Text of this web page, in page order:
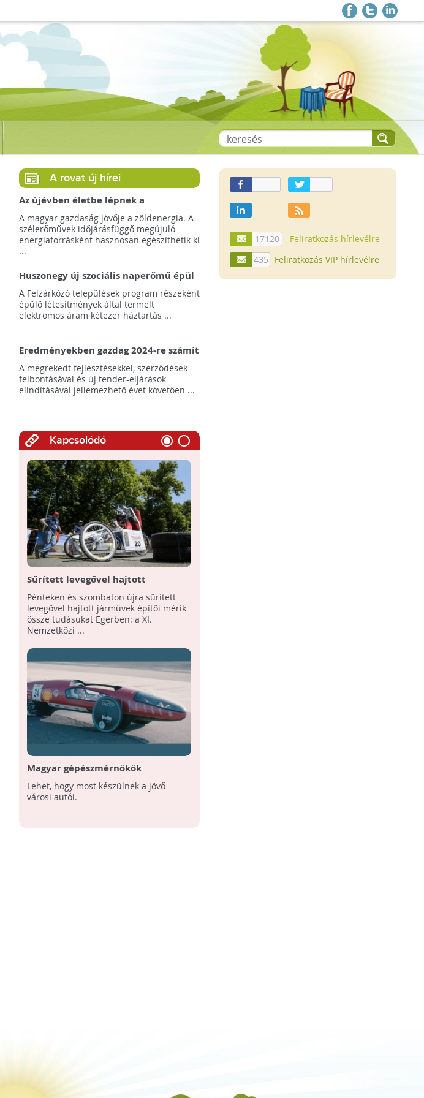
pneumatikus
A rovat új hírei
Az újévben életbe lépnek a
szélerőművek telepítését
megkönnyítő rendelkezések
A magyar gazdaság jövője a zöldenergia. A
szélerőművek időjárásfüggő megújuló
energiaforrásként hasznosan egészíthetik ki
...
Huszonegy új szociális naperőmű épül
hátrányos helyzetű kistelepülések
külterületén!
A Felzárkózó települések program részeként
épülő létesítmények által termelt
elektromos áram kétezer háztartás ...
Eredményekben gazdag 2024-re számít
az amerikai tengeri szélenergia-ágazat
A megrekedt fejlesztésekkel, szerződések
felbontásával és új tender-eljárások
elindításával jellemezhető évet követően ...
Kapcsolódó
Sűrített levegővel hajtott
járművek nemzetközi versenyét
rendezik Egerben
Pénteken és szombaton újra sűrített
levegővel hajtott járművek építői mérik
össze tudásukat Egerben: a XI.
Nemzetközi ...
Magyar gépészmérnökök
környezettudatos autói
Lehet, hogy most készülnek a jövő
városi autói.
17120
Feliratkozás hírlevélre
435
Feliratkozás VIP hírlevélre